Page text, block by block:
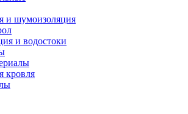
и шумоизоляция
и водостоки
кровля